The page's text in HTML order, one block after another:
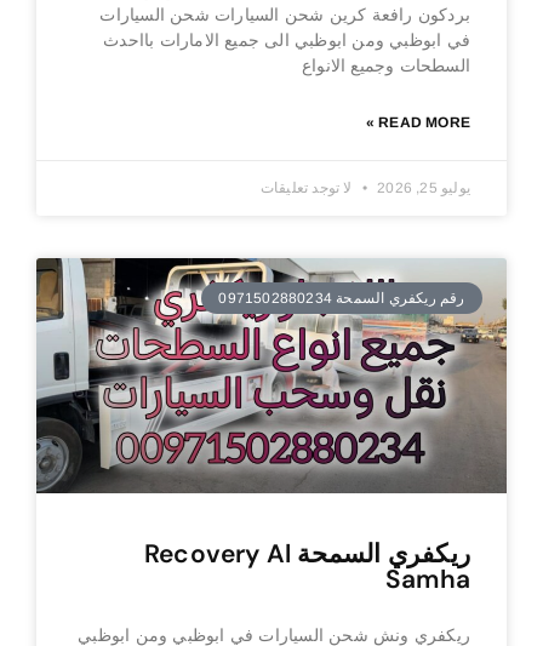
بردكون رافعة كرين شحن السيارات شحن السيارات
في ابوظبي ومن ابوظبي الى جميع الامارات بااحدث
السطحات وجميع الانواع
READ MORE »
يوليو 25, 2026 لا توجد تعليقات
رقم ريكفري السمحة 0971502880234
ريكفري السمحة Recovery Al
Samha
ريكفري ونش شحن السيارات في ابوظبي ومن ابوظبي